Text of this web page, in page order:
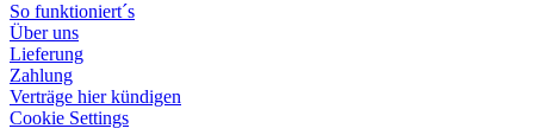
So funktioniert´s
Über uns
Lieferung
Zahlung
Verträge hier kündigen
Cookie Settings